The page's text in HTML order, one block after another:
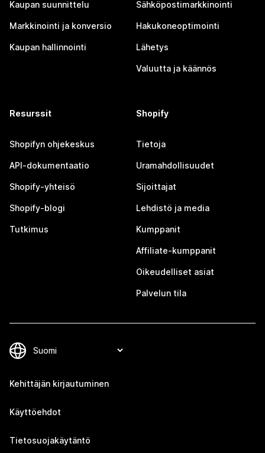
Kaupan suunnittelu
Markkinointi ja konversio
Kaupan hallinnointi
Sähköpostimarkkinointi
Hakukoneoptimointi
Lähetys
Valuutta ja käännös
Resurssit
Shopifyn ohjekeskus
API-dokumentaatio
Shopify-yhteisö
Shopify-blogi
Tutkimus
Shopify
Tietoja
Uramahdollisuudet
Sijoittajat
Lehdistö ja media
Kumppanit
Affiliate-kumppanit
Oikeudelliset asiat
Palvelun tila
Kehittäjän kirjautuminen
Käyttöehdot
Tietosuojakäytäntö